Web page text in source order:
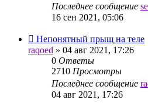
Последнее сообщение
16 сен 2021, 05:06
Непонятный прыщ на теле
raqoed » 04 авг 2021, 17:26
0 Ответы
2710 Просмотры
Последнее сообщение
04 авг 2021, 17:26